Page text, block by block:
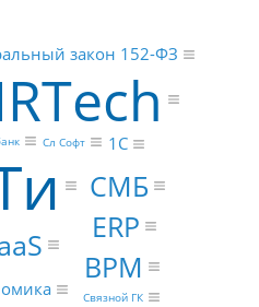
BPM
ERP
СМБ
1С
закон 152-ФЗ
Сл Софт
Связной ГК